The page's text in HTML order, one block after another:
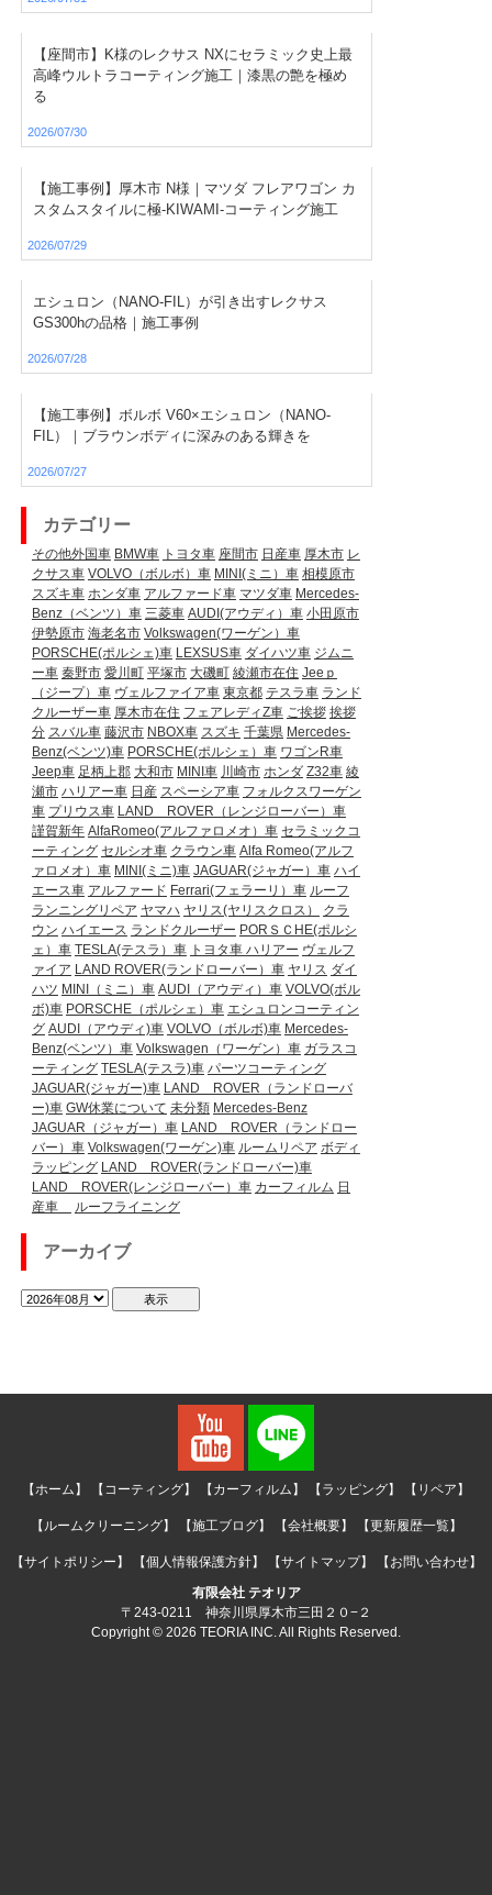
【座間市】K様のレクサス NXにセラミック史上最
高峰ウルトラコーティング施工｜漆黒の艶を極め
る
2026/07/30
【施工事例】厚木市 N様｜マツダ フレアワゴン カ
スタムスタイルに極-KIWAMI-コーティング施工
2026/07/29
エシュロン（NANO-FIL）が引き出すレクサス
GS300hの品格｜施工事例
2026/07/28
【施工事例】ボルボ V60×エシュロン（NANO-
FIL）｜ブラウンボディに深みのある輝きを
2026/07/27
カテゴリー
その他外国車 BMW車 トヨタ車 座間市 日産車 厚木市 レ
クサス車 VOLVO（ボルボ）車 MINI(ミニ）車 相模原市
スズキ車 ホンダ車 アルファード車 マツダ車 Mercedes-
Benz（ベンツ）車 三菱車 AUDI(アウディ）車 小田原市
伊勢原市 海老名市 Volkswagen(ワーゲン）車
PORSCHE(ポルシェ)車 LEXSUS車 ダイハツ車 ジムニ
ー車 秦野市 愛川町 平塚市 大磯町 綾瀬市在住 Jeeｐ
（ジープ）車 ヴェルファイア車 東京都 テスラ車 ランド
クルーザー車 厚木市在住 フェアレディZ車 ご挨拶 挨拶
分 スバル車 藤沢市 NBOX車 スズキ 千葉県 Mercedes-
Benz(ベンツ)車 PORSCHE(ポルシェ）車 ワゴンR車
Jeep車 足柄上郡 大和市 MINI車 川崎市 ホンダ Z32車 綾
瀬市 ハリアー車 日産 スペーシア車 フォルクスワーゲン
車 プリウス車 LAND ROVER（レンジローバー）車
謹賀新年 AlfaRomeo(アルファロメオ）車 セラミックコ
ーティング セルシオ車 クラウン車 Alfa Romeo(アルフ
ァロメオ）車 MINI(ミニ)車 JAGUAR(ジャガー）車 ハイ
エース車 アルファード Ferrari(フェラーリ）車 ルーフ
ランニングリペア ヤマハ ヤリス(ヤリスクロス）
クラ
ウン ハイエース ランドクルーザー PORＳＣHE(ポルシ
ェ）車 TESLA(テスラ）車 トヨタ車 ハリアー ヴェルフ
ァイア LAND ROVER(ランドローバー）車 ヤリス ダイ
ハツ MINI（ミニ）車 AUDI（アウディ）車 VOLVO(ボル
ボ)車 PORSCHE（ポルシェ）車 エシュロンコーティン
グ AUDI（アウディ)車 VOLVO（ボルボ)車 Mercedes-
Benz(ベンツ）車 Volkswagen（ワーゲン）車 ガラスコ
ーティング TESLA(テスラ)車 パーツコーティング
JAGUAR(ジャガー)車 LAND ROVER（ランドローバ
ー)車 GW休業について 未分類 Mercedes-Benz
JAGUAR（ジャガー）車 LAND ROVER（ランドロー
バー）車 Volkswagen(ワーゲン)車 ルームリペア ボディ
ラッピング LAND ROVER(ランドローバー)車
LAND ROVER(レンジローバー）車 カーフィルム 日
産車
ルーフライニング
アーカイブ
【ホーム】 【コーティング】 【カーフィルム】 【ラッピング】 【リペア】
【ルームクリーニング】 【施工ブログ】 【会社概要】 【更新履歴一覧】
【サイトポリシー】 【個人情報保護方針】 【サイトマップ】
【お問い合わせ】
有限会社 テオリア
〒243-0211 神奈川県厚木市三田２０−２
Copyright © 2026 TEORIA INC. All Rights Reserved.